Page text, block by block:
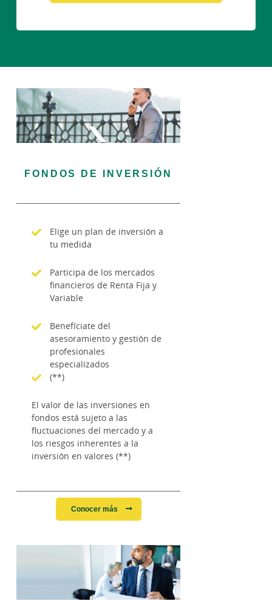
FONDOS DE INVERSIÓN
Elige un plan de inversión a
tu medida
Participa de los mercados
financieros de Renta Fija y
Variable
Benefíciate del
asesoramiento y gestión de
profesionales
especializados
(**)
El valor de las inversiones en
fondos está sujeto a las
fluctuaciones del mercado y a
los riesgos inherentes a la
inversión en valores (**)
Conocer más